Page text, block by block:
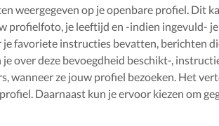
weergegeven op je openbare profiel. Dit
profielfoto, je leeftijd en -indien ingevuld-
je favoriete instructies bevatten, berichten
over deze bevoegdheid beschikt-,
wanneer ze jouw profiel bezoeken. Het
Daarnaast kun je ervoor kiezen om